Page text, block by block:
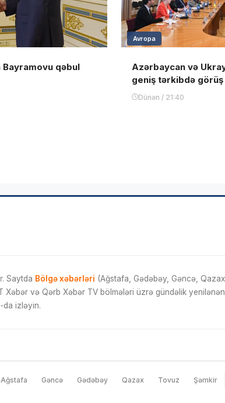
qəbul
Avropa
Azərbaycan və
geniş tərkibdə
Dünən / 21:40
Saytda Bölgə xəbərləri (Ağstafa, Gədəbəy, Gəncə,
və Qərb Xəbər TV bölmələri üzrə gündəlik
-da izləyin.
Ağstafa Gəncə Gədəbəy Qazax Tovuz Şəmkir